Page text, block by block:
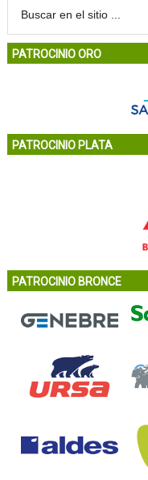
PATROCINIO ORO
PATROCINIO PLATA
PATROCINIO BRONCE